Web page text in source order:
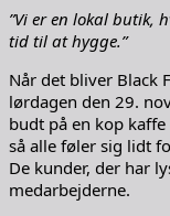
”Vi er en lokal butik,
tid til at hygge.”
Når det bliver Black
lørdagen den 29.
budt på en kop
så alle føler sig lidt
De kunder, der har
medarbejderne.